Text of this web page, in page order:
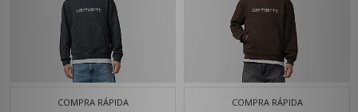
COMPRA RÁPIDA COMPRA RÁPIDA